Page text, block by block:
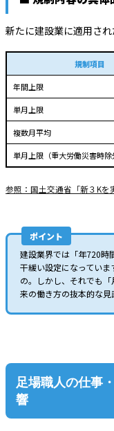
新たに建設業に適用され
規制項目
年間上限
単月上限
複数月平均
単月上限（重大労働災害時除
参照：国土交通省「新３Kを
ポイント
建設業界では「年720時
干緩い設定になってい
の。しかし、それでも
来の働き方の抜本的な見
足場職人の仕事
響